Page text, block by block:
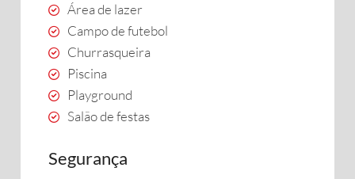
Área de lazer
Campo de futebol
Churrasqueira
Piscina
Playground
Salão de festas
Segurança